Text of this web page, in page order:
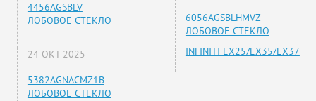
4456AGSBLV
ЛОБОВОЕ СТЕКЛО
24 ОКТ 2025
5382AGNACMZ1B
ЛОБОВОЕ СТЕКЛО
6056AGSBLHMVZ
ЛОБОВОЕ СТЕКЛО
INFINITI EX25/EX35/EX37